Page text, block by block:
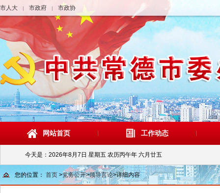
市人大 | 市政府 | 市政协
网站首页 工作动态
今天是： 2026年8月7日 星期五 农历丙午年 六月廿五
您的位置： 首页 >党务公开>领导言论>详细内容